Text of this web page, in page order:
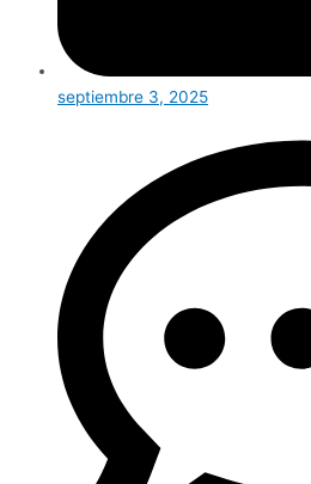
septiembre 3, 2025